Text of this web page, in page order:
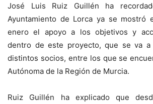
José Luis Ruiz Guillén ha
Ayuntamiento de Lorca ya se mostró
enero el apoyo a los objetivos y
dentro de este proyecto, que se va
distintos socios, entre los que se
Autónoma de la Región de Murcia.
Ruiz Guillén ha explicado que